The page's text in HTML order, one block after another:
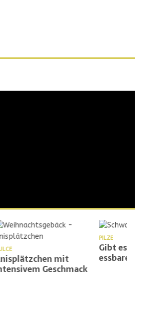
PILZE
Gibt es auf La Palma
essbare Pilze